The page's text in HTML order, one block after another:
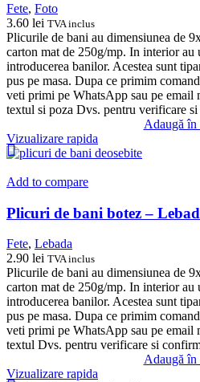
Fete, Foto
3.60 lei TVA inclus
Plicurile de bani au dimensiunea de
carton mat de 250g/mp. In interior au
introducerea banilor. Acestea sunt
pus pe masa. Dupa ce primim
veti primi pe WhatsApp sau pe email
textul si poza Dvs. pentru verificare
Adaugă în
Vizualizare rapida
Add to compare
Plicuri de bani botez –
Fete, Lebada
2.90 lei TVA inclus
Plicurile de bani au dimensiunea de
carton mat de 250g/mp. In interior au
introducerea banilor. Acestea sunt
pus pe masa. Dupa ce primim
veti primi pe WhatsApp sau pe email
textul Dvs. pentru verificare si
Adaugă în
Vizualizare rapida